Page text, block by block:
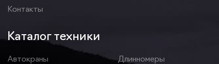
Контакты
Каталог техники
Автокраны Длинномеры